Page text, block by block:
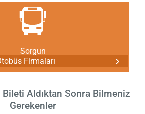
Sorgun
Firmaları
Aldıktan Sonra Bilmeniz
Gerekenler